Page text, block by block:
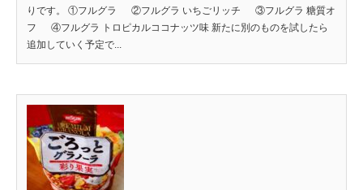
りです。 ①フルグラ ②フルグラ いちごリッチ ③フルグラ 糖質オ
フ ④フルグラ トロピカルココナッツ味 新たに別のものを試したら
追加していく予定で...